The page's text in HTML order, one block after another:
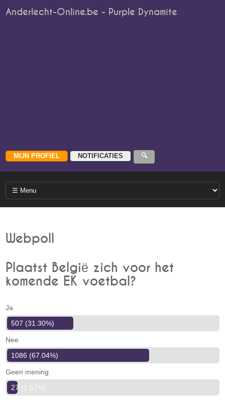
Anderlecht-Online.be - Purple Dynamite
Webpoll
Plaatst België zich voor het
komende EK voetbal?
Ja
507 (31.30%)
Nee
1086 (67.04%)
Geen mening
27 (1.67%)